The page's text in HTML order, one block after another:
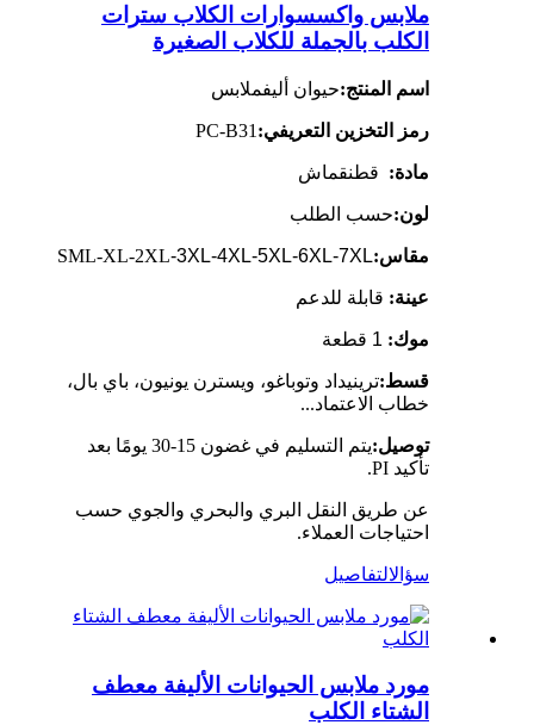
ملابس واكسسوارات الكلاب سترات
الكلب بالجملة للكلاب الصغيرة
اسم المنتج:حيوان أليفملابس
رمز التخزين التعريفي: PC-B31
مادة: قطنقماش
لون:حسب الطلب
مقاس: SML-XL-2XL-3XL-4XL-5XL-6XL-7XL
عينة: قابلة للدعم
موك: 1 قطعة
قسط:ترينيداد وتوباغو، ويسترن يونيون، باي بال،
خطاب الاعتماد...
توصيل:
يتم التسليم في غضون 15-30 يومًا بعد
تأكيد PI.
عن طريق النقل البري والبحري والجوي حسب
احتياجات العملاء.
سؤالالتفاصيل
مورد ملابس الحيوانات الأليفة معطف
الشتاء الكلب